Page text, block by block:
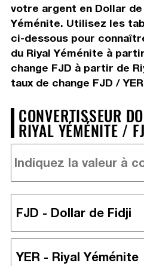
votre argent en Dollar
Yéménite. Utilisez les
ci-dessous pour
du Riyal Yéménite à
change FJD à partir de
taux de change FJD /
CONVERTISSEUR
RIYAL YÉMÉNITE /